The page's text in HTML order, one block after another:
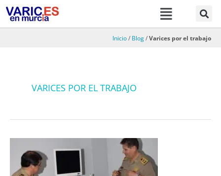
Menú
Inicio/ Blog/Varices por el trabajo
VARICES POR EL TRABAJO
policía,
guardia